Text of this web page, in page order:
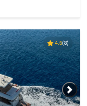
4.6(8)